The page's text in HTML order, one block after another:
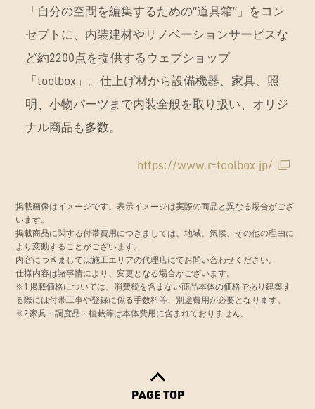
「自分の空間を編集するための“道具箱”」をコン
セプトに、内装建材やリノベーションサービスな
ど約2200点を提供するウェブショップ
「toolbox」。仕上げ材から設備機器、家具、照
明、小物パーツまで内装全般を取り扱い、オリジ
ナル商品も多数。
https://www.r-toolbox.jp/
掲載画像はイメージです。表示イメージは実際の商品と異なる場合がござ
います。
掲載商品に関する付帯費用につきましては、地域、気候、その他の理由に
より変動することがございます。
内容につきましては施工エリアの代理店にてお問い合わせください。
仕様内容は諸事情により、変更となる場合がございます。
※1 掲載価格については、消費税を含まない商品本体の価格であり建築す
る際には付帯工事や登録に係る手数料等、別途費用が必要となります。
※2 家具・調度品・植栽等は本体費用に含まれておりません。
PAGE TOP